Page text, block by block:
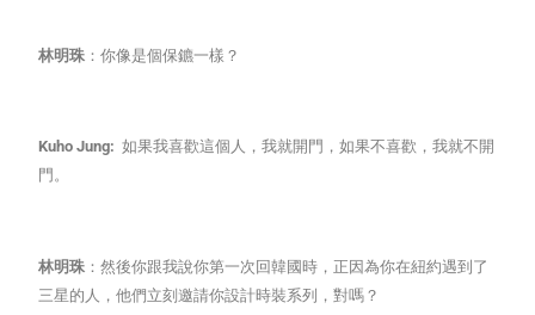
林明珠 ：你像是個保鑣一樣？
Kuho Jung: 如果我喜歡這個人，我就開門，如果不喜歡，我就不開
門。
林明珠 ：然後你跟我說你第一次回韓國時，正因為你在紐約遇到了
三星的人，他們立刻邀請你設計時裝系列，對嗎？